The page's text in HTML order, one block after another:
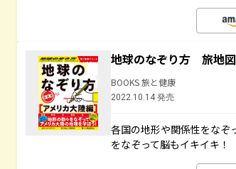
地球のなぞり方 旅地
BOOKS 旅と健康
2022.10.14 発売
各国の地形や関係性をなぞ
をなぞって脳もイキイキ！